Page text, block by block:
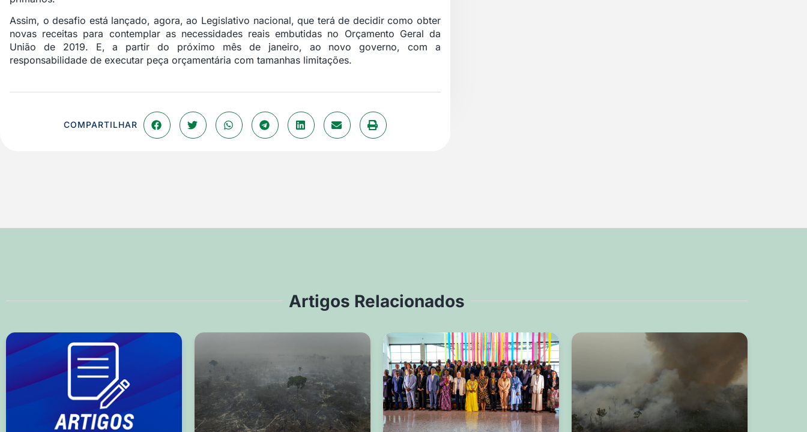
Assim, o desafio está lançado, agora, ao Legislativo nacional, que terá de decidir como obter
novas receitas para contemplar as necessidades reais embutidas no Orçamento Geral da
União de 2019. E, a partir do próximo mês de janeiro, ao novo governo, com a
responsabilidade de executar peça orçamentária com tamanhas limitações.
COMPARTILHAR
Artigos Relacionados